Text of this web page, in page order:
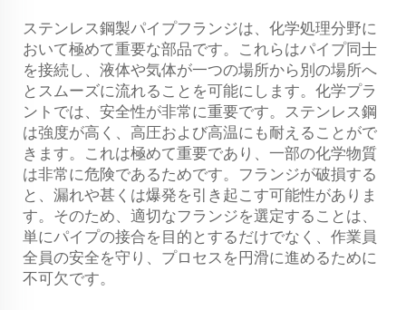
ステンレス鋼製パイプフランジは、化学処理分野に
おいて極めて重要な部品です。これらはパイプ同士
を接続し、液体や気体が一つの場所から別の場所へ
とスムーズに流れることを可能にします。化学プラ
ントでは、安全性が非常に重要です。ステンレス鋼
は強度が高く、高圧および高温にも耐えることがで
きます。これは極めて重要であり、一部の化学物質
は非常に危険であるためです。フランジが破損する
と、漏れや甚くは爆発を引き起こす可能性がありま
す。そのため、適切なフランジを選定することは、
単にパイプの接合を目的とするだけでなく、作業員
全員の安全を守り、プロセスを円滑に進めるために
不可欠です。